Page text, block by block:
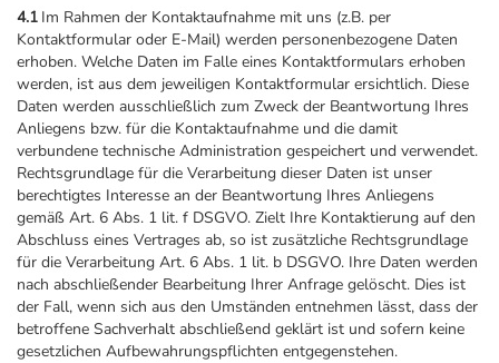
4.1 Im Rahmen der Kontaktaufnahme mit uns (z.B. per
Kontaktformular oder E-Mail) werden personenbezogene Daten
erhoben. Welche Daten im Falle eines Kontaktformulars erhoben
werden, ist aus dem jeweiligen Kontaktformular ersichtlich. Diese
Daten werden ausschließlich zum Zweck der Beantwortung Ihres
Anliegens bzw. für die Kontaktaufnahme und die damit
verbundene technische Administration gespeichert und verwendet.
Rechtsgrundlage für die Verarbeitung dieser Daten ist unser
berechtigtes Interesse an der Beantwortung Ihres Anliegens
gemäß Art. 6 Abs. 1 lit. f DSGVO. Zielt Ihre Kontaktierung auf den
Abschluss eines Vertrages ab, so ist zusätzliche Rechtsgrundlage
für die Verarbeitung Art. 6 Abs. 1 lit. b DSGVO. Ihre Daten werden
nach abschließender Bearbeitung Ihrer Anfrage gelöscht. Dies ist
der Fall, wenn sich aus den Umständen entnehmen lässt, dass der
betroffene Sachverhalt abschließend geklärt ist und sofern keine
gesetzlichen Aufbewahrungspflichten entgegenstehen.